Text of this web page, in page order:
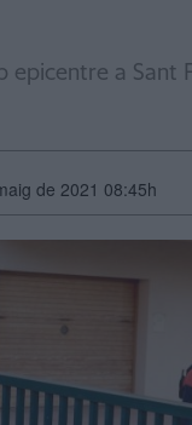
epicentre a Sant
de 2021 08:45h